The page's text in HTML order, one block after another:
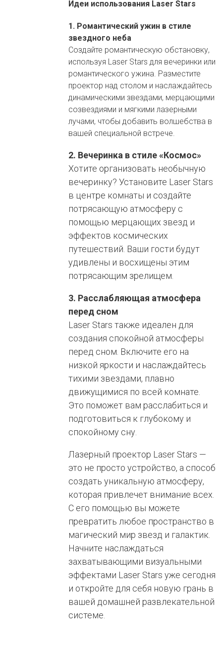
Идеи использования Laser Stars
1. Романтический ужин в стиле
звездного неба
Создайте романтическую обстановку,
используя Laser Stars для вечеринки или
романтического ужина. Разместите
проектор над столом и наслаждайтесь
динамическими звездами, мерцающими
созвездиями и мягкими лазерными
лучами, чтобы добавить волшебства в
вашей специальной встрече.
2. Вечеринка в стиле «Космос»
Хотите организовать необычную
вечеринку? Установите Laser Stars
в центре комнаты и создайте
потрясающую атмосферу с
помощью мерцающих звезд и
эффектов космических
путешествий. Ваши гости будут
удивлены и восхищены этим
потрясающим зрелищем.
3. Расслабляющая атмосфера
перед сном
Laser Stars также идеален для
создания спокойной атмосферы
перед сном. Включите его на
низкой яркости и наслаждайтесь
тихими звездами, плавно
движущимися по всей комнате.
Это поможет вам расслабиться и
подготовиться к глубокому и
спокойному сну.
Лазерный проектор Laser Stars —
это не просто устройство, а способ
создать уникальную атмосферу,
которая привлечет внимание всех.
С его помощью вы можете
превратить любое пространство в
магический мир звезд и галактик.
Начните наслаждаться
захватывающими визуальными
эффектами Laser Stars уже сегодня
и откройте для себя новую грань в
вашей домашней развлекательной
системе.